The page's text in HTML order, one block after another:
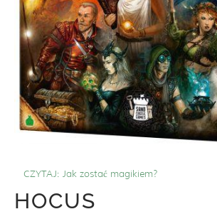
CZYTAJ: Jak zostać magikiem?
HOCUS